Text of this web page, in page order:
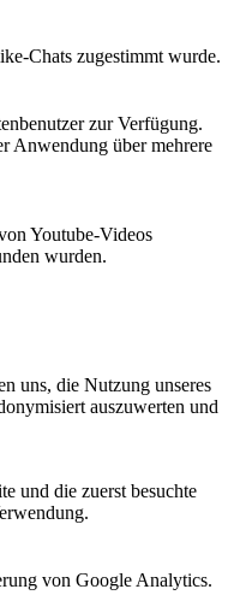
Chats zugestimmt wurde.
zur Verfügung.
Anwendung über mehrere
Youtube-Videos
wurden.
uns, die Nutzung unseres
auszuwerten und
und die zuerst besuchte
von Google Analytics.